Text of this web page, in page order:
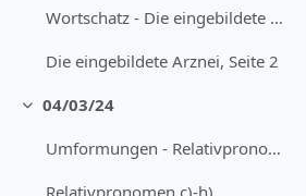
Wortschatz - Die eingebildete Medizin/Arznei
Die eingebildete Arznei, Seite 2
Minimizza
04/03/24
Umformungen - Relativpronomen im Akkusativ